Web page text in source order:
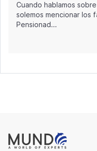
Cuando hablamos
solemos mencionar los
Pensionad...